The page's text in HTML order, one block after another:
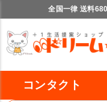
全国一律 送料
コンタクト